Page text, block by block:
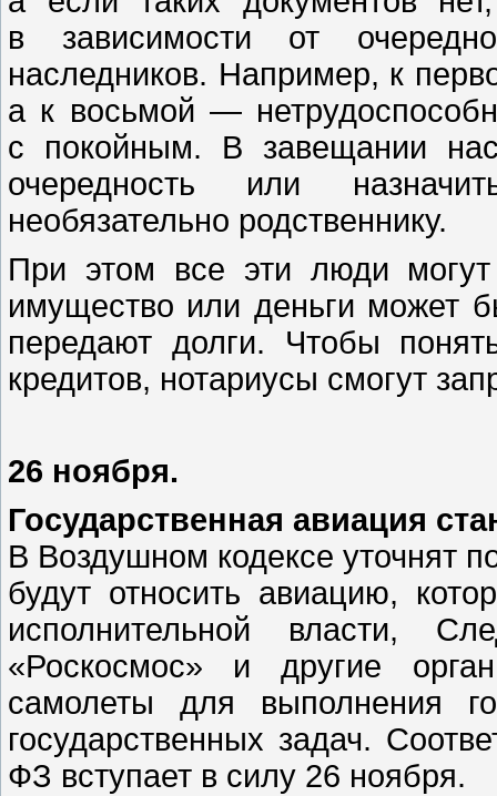
в зависимости от
наследников. Например, к
а к восьмой —
с покойным. В завещании
очередность или
необязательно родственнику.
При этом все эти люди могут
имущество или деньги может
передают долги. Чтобы
кредитов, нотариусы смогут
26 ноября.
Государственная авиация
В Воздушном кодексе уточнят
будут относить авиацию,
исполнительной власти,
«Роскосмос» и другие
самолеты для выполнения
государственных задач.
ФЗ вступает в силу 26 ноября.